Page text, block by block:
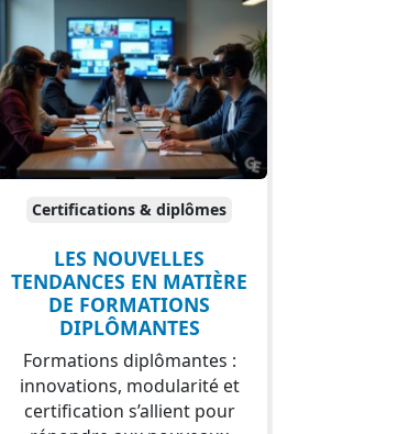
Certifications & diplômes
LES NOUVELLES
TENDANCES EN MATIÈRE
DE FORMATIONS
DIPLÔMANTES
Formations diplômantes :
innovations, modularité et
certification s’allient pour